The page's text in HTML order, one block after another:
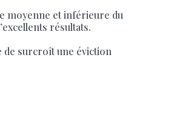
moyenne et inférieure du
résultats.
de surcroît une éviction